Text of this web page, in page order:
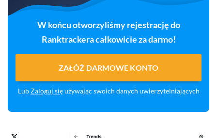
W końcu otworzyliśmy rejestrację do
Ranktrackera całkowicie za darmo!
ZAŁÓŻ DARMOWE KONTO
LubZaloguj sięużywając swoich danych uwierzytelniających